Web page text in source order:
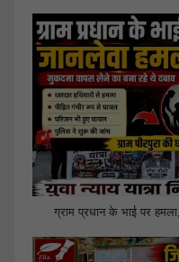
ग्राम प्रधान के भाई पर